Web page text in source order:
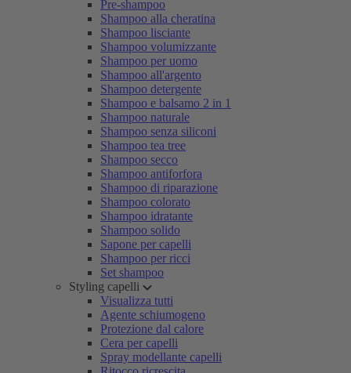
Pre-shampoo
Shampoo alla cheratina
Shampoo lisciante
Shampoo volumizzante
Shampoo per uomo
Shampoo all'argento
Shampoo detergente
Shampoo e balsamo 2 in 1
Shampoo naturale
Shampoo senza siliconi
Shampoo tea tree
Shampoo secco
Shampoo antiforfora
Shampoo di riparazione
Shampoo colorato
Shampoo idratante
Shampoo solido
Sapone per capelli
Shampoo per ricci
Set shampoo
Styling capelli
Visualizza tutti
Agente schiumogeno
Protezione dal calore
Cera per capelli
Spray modellante capelli